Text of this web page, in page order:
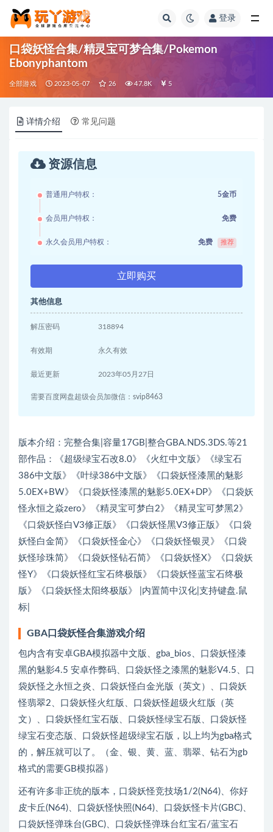
登录
口袋妖怪合集/精灵宝可梦合集/Pokemon
Ebonyphantom
全部游戏 2023-05-07 26 47.8K 5
详情介绍 常见问题
资源信息
普通用户特权： 5金币
会员用户特权： 免费
永久会员用户特权： 免费 推荐
立即购买
其他信息
解压密码 318894
有效期 永久有效
最近更新 2023年05月27日
需要百度网盘超级会员加微信：svip8463
版本介绍：完整合集|容量17GB|整合GBA.NDS.3DS.等21
部作品：《超级绿宝石改8.0》《火红中文版》《绿宝石
386中文版》《叶绿386中文版》《口袋妖怪漆黑的魅影
5.0EX+BW》《口袋妖怪漆黑的魅影5.0EX+DP》《口袋妖
怪永恒之焱zero》《精灵宝可梦白2》《精灵宝可梦黑2》
《口袋妖怪白V3修正版》《口袋妖怪黑V3修正版》《口袋
妖怪白金简》《口袋妖怪金心》《口袋妖怪银灵》《口袋
妖怪珍珠简》《口袋妖怪钻石简》《口袋妖怪X》《口袋妖
怪Y》《口袋妖怪红宝石终极版》《口袋妖怪蓝宝石终极
版》《口袋妖怪太阳终极版》 |内置简中汉化|支持键盘.鼠
标|
GBA口袋妖怪合集游戏介绍
包内含有安卓GBA模拟器中文版、gba_bios、口袋妖怪漆
黑的魅影4.5 安卓作弊码、口袋妖怪之漆黑的魅影V4.5、口
袋妖怪之永恒之炎、口袋妖怪白金光版（英文）、口袋妖
怪翡翠2、口袋妖怪火红版、口袋妖怪超级火红版（英
文）、口袋妖怪红宝石版、口袋妖怪绿宝石版、口袋妖怪
绿宝石变态版、口袋妖怪超级绿宝石版，以上均为gba格式
的，解压就可以了。（金、银、黄、蓝、翡翠、钻石为gb
格式的需要GB模拟器）
还有许多非正统的版本，口袋妖怪竞技场1/2(N64)、你好
皮卡丘(N64)、口袋妖怪快照(N64)、口袋妖怪卡片(GBC)、
口袋妖怪弹珠台(GBC)、口袋妖怪弹珠台红宝石/蓝宝石